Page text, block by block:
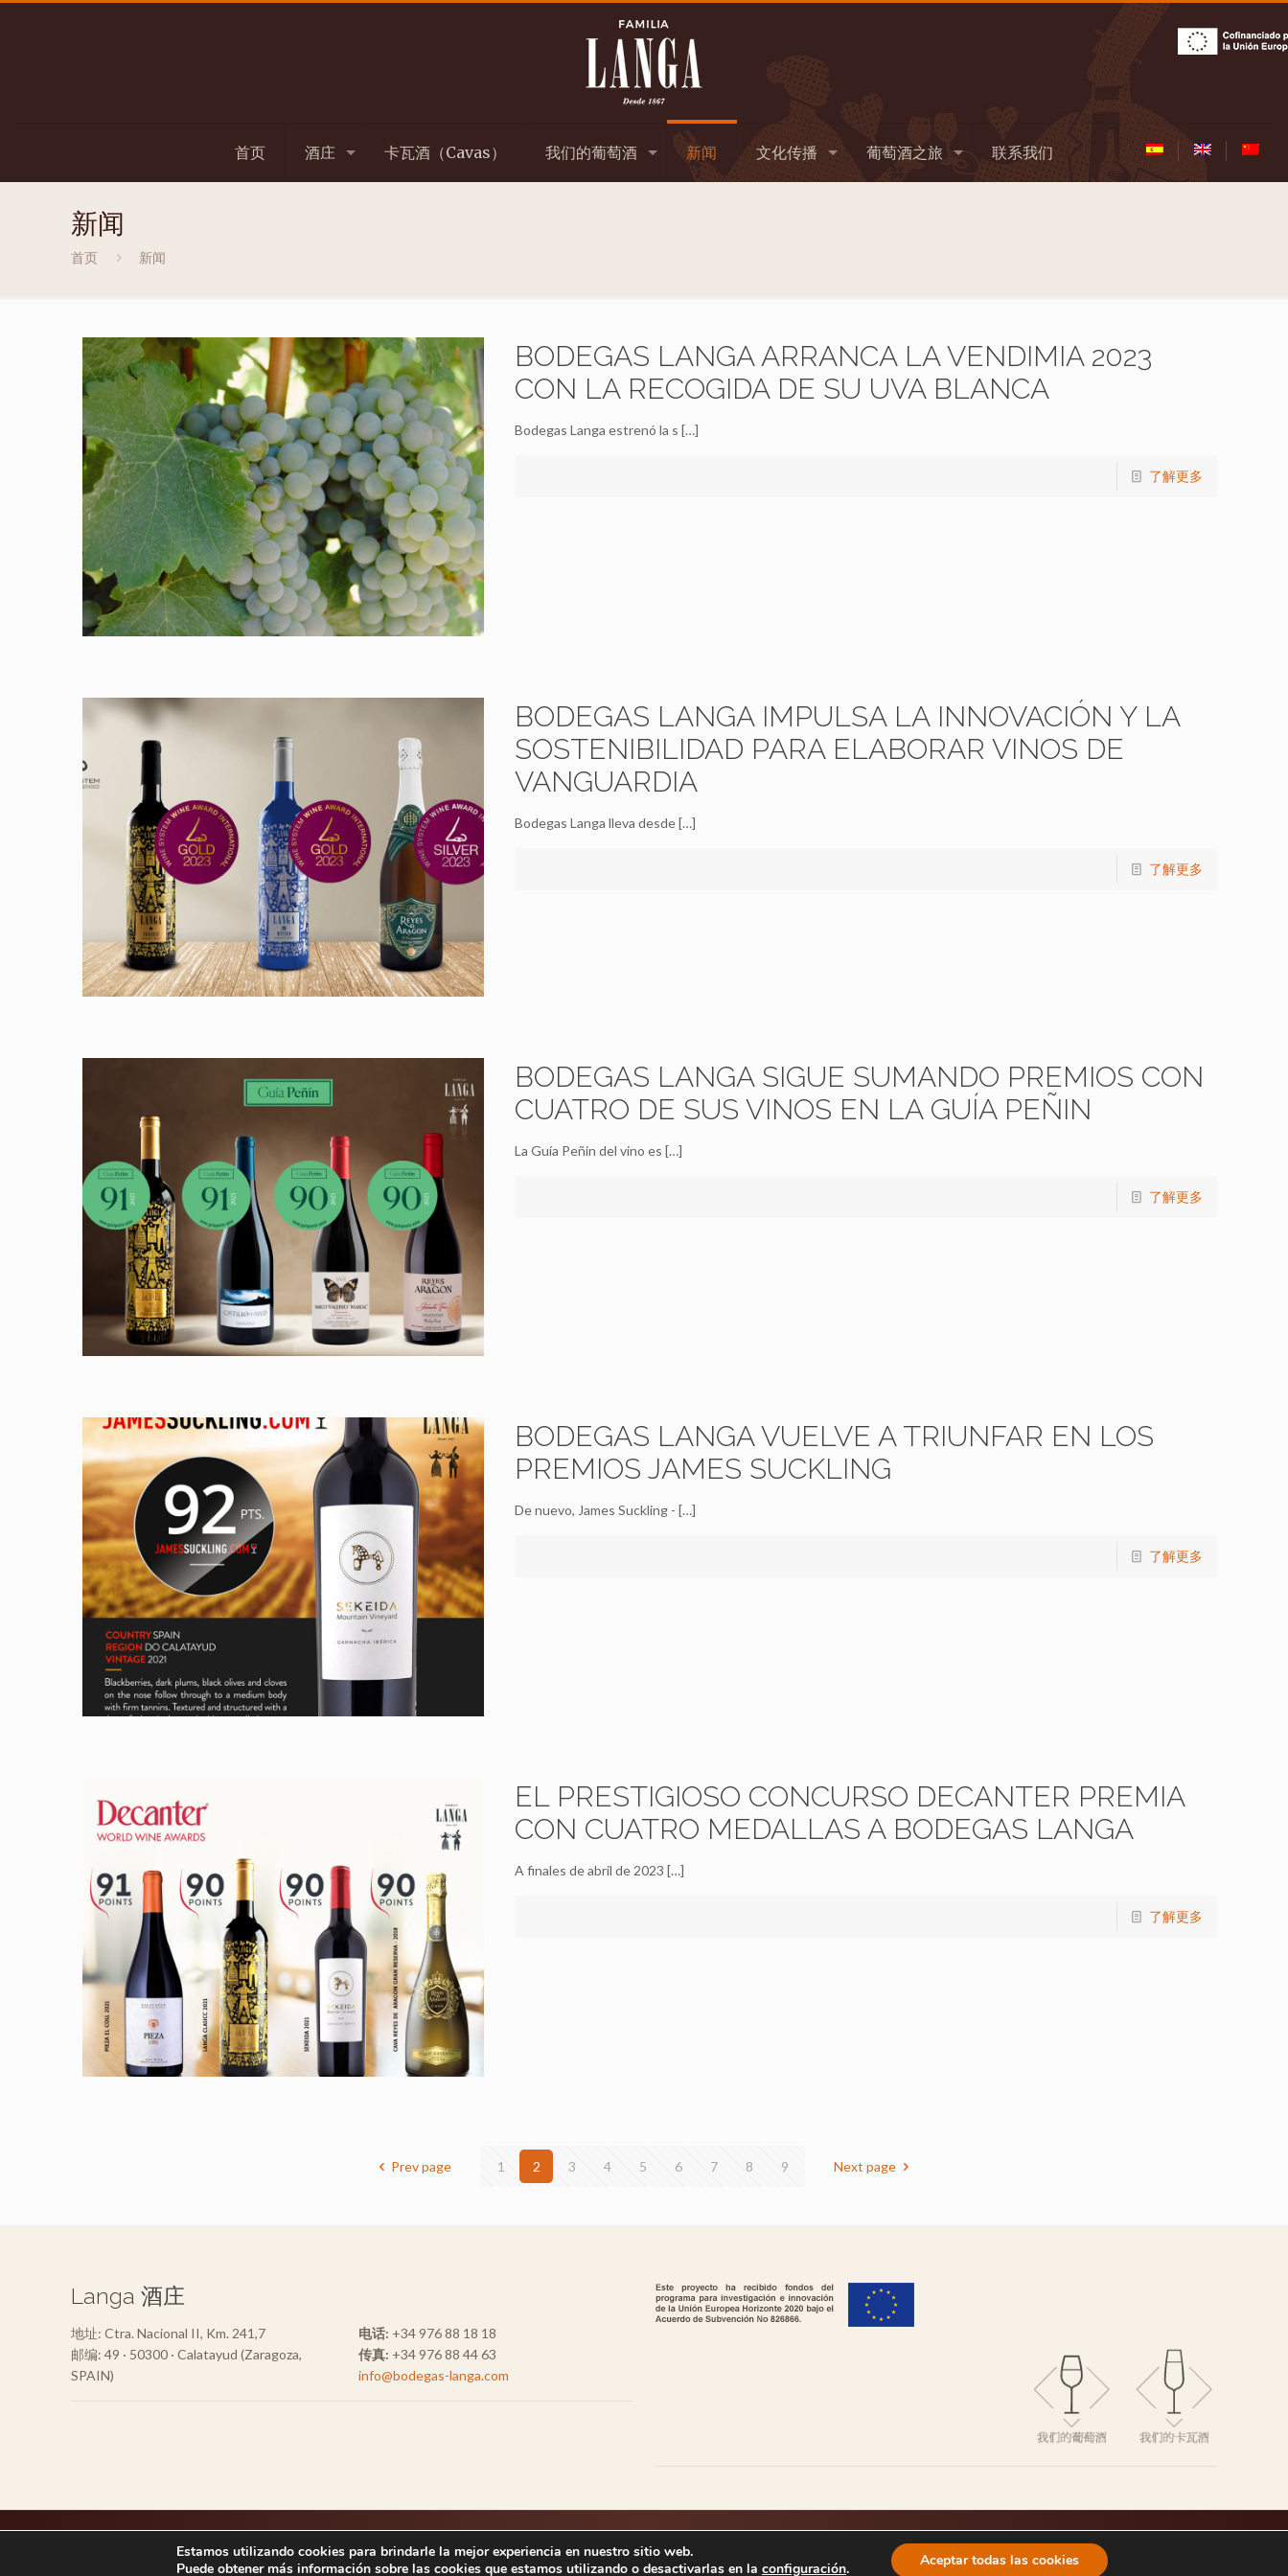
首页 酒庄 卡瓦酒（Cavas） 我们的葡萄酒 新闻 文化传播 葡萄酒之旅 联系我们
新闻
首页 新闻
BODEGAS LANGA ARRANCA LA VENDIMIA 2023
CON LA RECOGIDA DE SU UVA BLANCA
Bodegas Langa estrenó la s […]
了解更多
BODEGAS LANGA IMPULSA LA INNOVACIÓN Y LA
SOSTENIBILIDAD PARA ELABORAR VINOS DE
VANGUARDIA
Bodegas Langa lleva desde[…]
了解更多
BODEGAS LANGA SIGUE SUMANDO PREMIOS CON
CUATRO DE SUS VINOS EN LA GUÍA PEÑIN
La Guía Peñin del vino es […]
了解更多
BODEGAS LANGA VUELVE A TRIUNFAR EN LOS
PREMIOS JAMES SUCKLING
De nuevo, James Suckling - […]
了解更多
EL PRESTIGIOSO CONCURSO DECANTER PREMIA
CON CUATRO MEDALLAS A BODEGAS LANGA
A finales de abril de 2023 […]
了解更多
Prev page 1 2 3 4 5 6 7 8 9 Next page
Langa 酒庄
地址: Ctra. Nacional II, Km. 241,7
邮编: 49 · 50300 · Calatayud (Zaragoza,
SPAIN)
电话: +34 976 88 18 18
传真: +34 976 88 44 63
info@bodegas-langa.com
© Bodegas Langa 2020.Aviso legal|Política de privacidad|Política de cookies
Estamos utilizando cookies para brindarle la mejor experiencia en nuestro sitio web.
Puede obtener más información sobre las cookies que estamos utilizando o desactivarlas en la configuración. Aceptar todas las cookies